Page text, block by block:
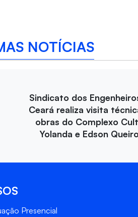
NOTÍCIAS
Sindicato dos
Ceará realiza visita
obras do Complexo
Yolanda e Edson
Presencial